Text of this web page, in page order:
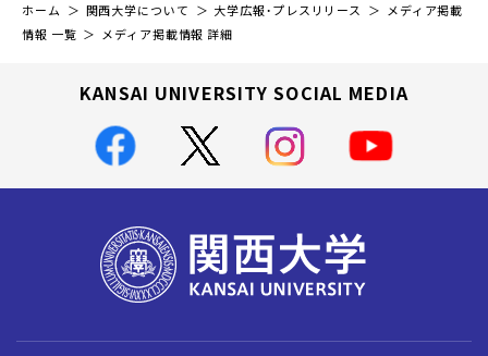
ホーム 関西大学について 大学広報・プレスリリース
メディア掲載
情報 一覧
メディア掲載情報 詳細
KANSAI UNIVERSITY SOCIAL MEDIA